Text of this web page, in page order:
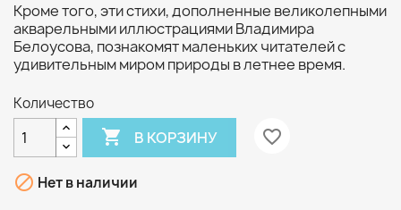
Кроме того, эти стихи, дополненные великолепными
акварельными иллюстрациями Владимира
Белоусова, познакомят маленьких читателей с
удивительным миром природы в летнее время.
Количество
 В КОРЗИНУ favorite_border
 Нет в наличии